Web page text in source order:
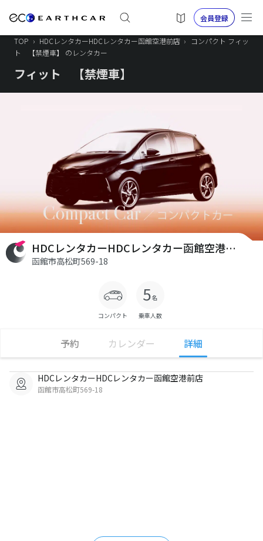
会員登録
TOP › HDCレンタカーHDCレンタカー函館空港前店 ›
コンパクト フィッ
ト 【禁煙車】 のレンタカー
フィット 【禁煙車】
HDCレンタカーHDCレンタカー函館空港前店
函館市高松町569-18
コンパクト 乗車人数
予約 カレンダー 詳細
HDCレンタカーHDCレンタカー函館空港前店
函館市高松町569-18